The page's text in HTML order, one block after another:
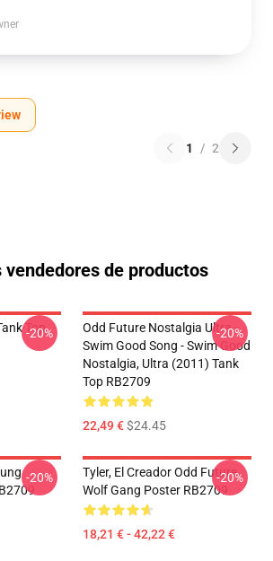
1 / 2
vendedores de productos
Top
-20%
Odd Future Nostalgia Ultra -
Swim Good Song - Swim Good
Nostalgia, Ultra (2011) Tank
Top RB2709
22,49 €$24.45
-20%
-20%
Tyler, El Creador Odd Future
Wolf Gang Poster RB2709
18,21 € - 42,22 €
-20%